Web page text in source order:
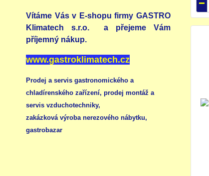
Vítáme Vás v E-shopu firmy GASTRO
Klimatech s.r.o. a přejeme Vám
příjemný nákup.
www.gastroklimatech.cz
Prodej a servis gastronomického a
chladírenského zařízení, prodej montáž a
servis vzduchotechniky,
zakázková výroba nerezového nábytku,
gastrobazar